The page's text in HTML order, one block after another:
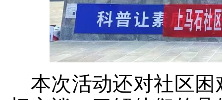
本次活动还对社区困